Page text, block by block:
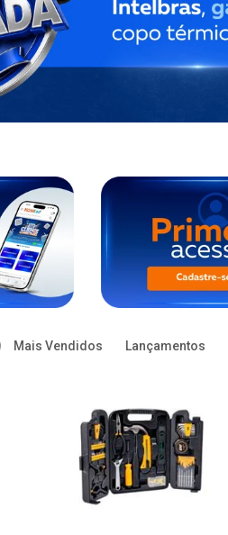
Mais Vendidos Lançamentos